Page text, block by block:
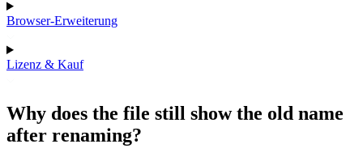
Browser-Erweiterung
Lizenz & Kauf
Why does the file still show the old name
after renaming?